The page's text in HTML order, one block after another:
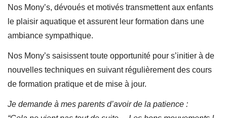
Nos Mony’s, dévoués et motivés transmettent aux enfants
le plaisir aquatique et assurent leur formation dans une
ambiance sympathique.
Nos Mony’s saisissent toute opportunité pour s’initier à de
nouvelles techniques en suivant régulièrement des cours
de formation pratique et de mise à jour.
Je demande à mes parents d’avoir de la patience :